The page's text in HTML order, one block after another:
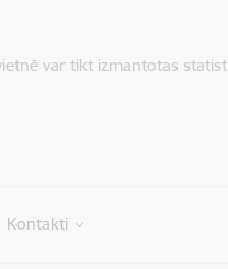
var tikt izmantotas
Kontakti